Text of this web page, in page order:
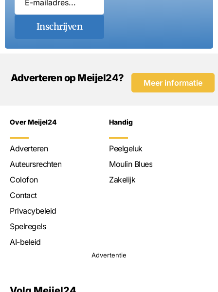
Inschrijven
Adverteren op Meijel24? Meer informatie
Over Meijel24
Adverteren
Auteursrechten
Colofon
Contact
Privacybeleid
Spelregels
AI-beleid
Handig
Peelgeluk
Moulin Blues
Zakelijk
Advertentie